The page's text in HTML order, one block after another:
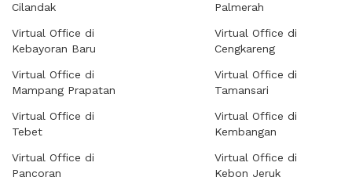
Cilandak
Virtual Office di
Kebayoran Baru
Virtual Office di
Mampang Prapatan
Virtual Office di
Tebet
Virtual Office di
Pancoran
Palmerah
Virtual Office di
Cengkareng
Virtual Office di
Tamansari
Virtual Office di
Kembangan
Virtual Office di
Kebon Jeruk